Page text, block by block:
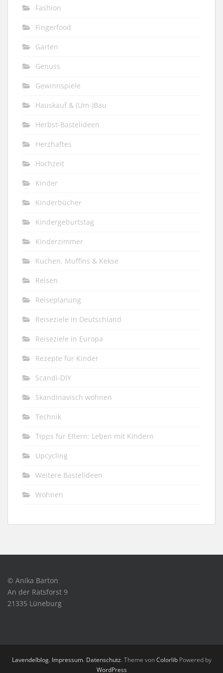
Fashion
Fingerfood
Garten
Genuss
Gewinnspiele
Hauskauf & (Um-)Bau
Herbst-Bastelideen
Herzhaftes
Hochzeit
Kinder
Kinderbücher
Kindergeburtstag
Kinderzimmer
Kuchen, Muffins & Kekse
Reisen
Reiseplanung
Reiseziele in Deutschland
Reiseziele in Europa
Rezepte für Kinder
Scandi-DIY
Skandinavisch wohnen
Technik
Tipps für Eltern: Leben mit Kindern
Upcycling
Weitere Bastelideen
Wohnen
© Anika Barton
An der Ratsforst 9
21335 Lüneburg
Lavendelblog. Impressum. Datenschutz. Theme vonColorlibPowered by
WordPress